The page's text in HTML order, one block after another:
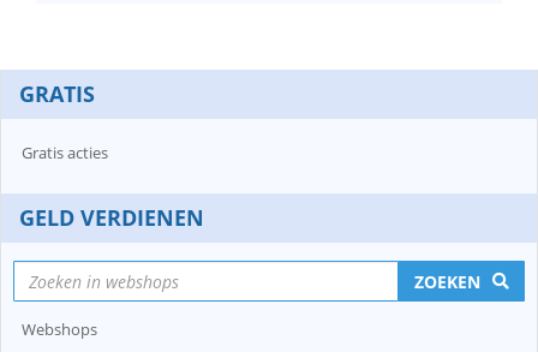
GRATIS
Gratis acties
GELD VERDIENEN
ZOEKEN
Webshops